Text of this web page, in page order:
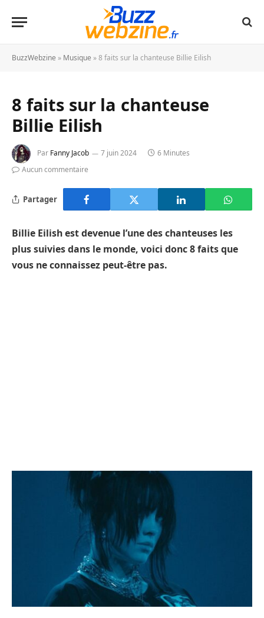
BuzzWebzine » Musique »8 faits sur la chanteuse Billie Eilish
8 faits sur la chanteuse
Billie Eilish
Par Fanny Jacob 7 juin 2024
6 Minutes
Aucun commentaire
Partager
Billie Eilish est devenue l’une des chanteuses les
plus suivies dans le monde, voici donc 8 faits que
vous ne connaissez peut-être pas.